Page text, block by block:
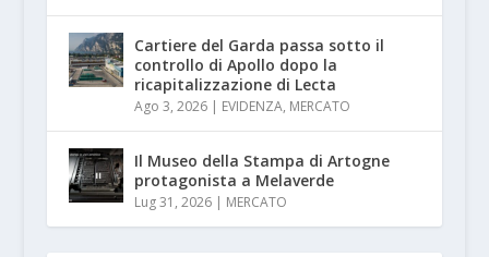
Cartiere del Garda passa sotto il
controllo di Apollo dopo la
ricapitalizzazione di Lecta
Ago 3, 2026| EVIDENZA, MERCATO
Il Museo della Stampa di Artogne
protagonista a Melaverde
Lug 31, 2026| MERCATO